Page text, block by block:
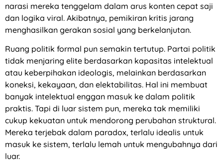
narasi mereka tenggelam dalam arus konten cepat saji
dan logika viral. Akibatnya, pemikiran kritis jarang
menghasilkan gerakan sosial yang berkelanjutan.
Ruang politik formal pun semakin tertutup. Partai politik
tidak menjaring elite berdasarkan kapasitas intelektual
atau keberpihakan ideologis, melainkan berdasarkan
koneksi, kekayaan, dan elektabilitas. Hal ini membuat
banyak intelektual enggan masuk ke dalam politik
praktis. Tapi di luar sistem pun, mereka tak memiliki
cukup kekuatan untuk mendorong perubahan struktural.
Mereka terjebak dalam paradox, terlalu idealis untuk
masuk ke sistem, terlalu lemah untuk mengubahnya dari
luar.